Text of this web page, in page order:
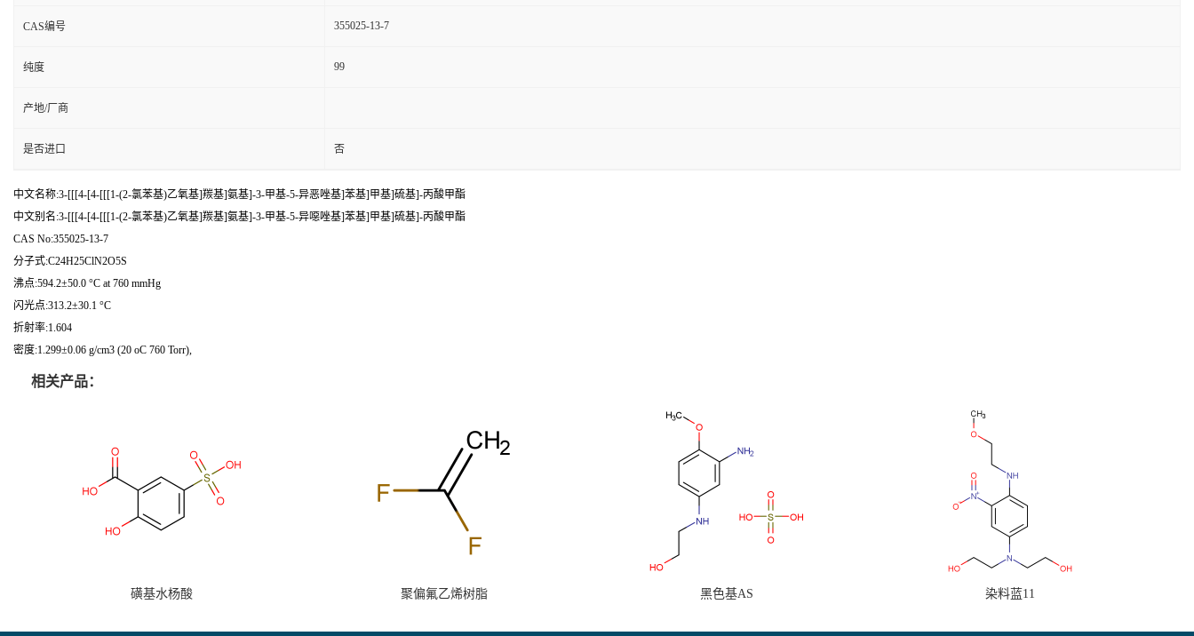
CAS编号 355025-13-7
纯度 99
产地/厂商
是否进口 否
中文名称:3-[[[4-[4-[[[1-(2-氯苯基)乙氧基]羰基]氨基]-3-甲基-5-异恶唑基]苯基]甲基]硫基]-丙酸甲酯
中文别名:3-[[[4-[4-[[[1-(2-氯苯基)乙氧基]羰基]氨基]-3-甲基-5-异噁唑基]苯基]甲基]硫基]-丙酸甲酯
CAS No:355025-13-7
分子式:C24H25ClN2O5S
沸点:594.2±50.0 °C at 760 mmHg
闪光点:313.2±30.1 °C
折射率:1.604
密度:1.299±0.06 g/cm3 (20 oC 760 Torr),
相关产品：
磺基水杨酸 聚偏氟乙烯树脂 黑色基AS 染料蓝11